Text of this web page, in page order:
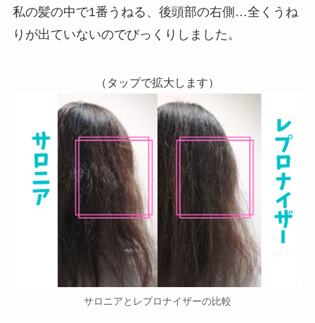
私の髪の中で1番うねる、後頭部の右側…全くうね
りが出ていないのでびっくりしました。
（タップで拡大します）
サロニアとレプロナイザーの比較